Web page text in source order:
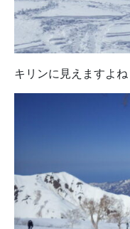
キリンに見えますよね